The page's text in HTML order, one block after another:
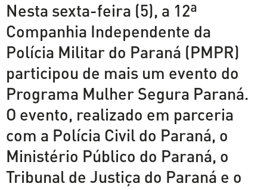
Nesta sexta-feira (5), a 12ª
Companhia Independente da
Polícia Militar do Paraná (PMPR)
participou de mais um evento do
Programa Mulher Segura Paraná.
O evento, realizado em parceria
com a Polícia Civil do Paraná, o
Ministério Público do Paraná, o
Tribunal de Justiça do Paraná e o